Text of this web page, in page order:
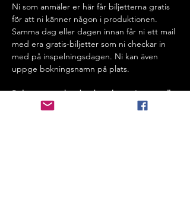
Ni som anmäler er här får biljetterna gratis
för att ni känner någon i produktionen.
Samma dag eller dagen innan får ni ett mail
med era gratis-biljetter som ni checkar in
med på inspelningsdagen. Ni kan även
uppge bokningsnamn på plats.
Bokningen är bindande och vi måste se till
att hela Musikaliska är fylld med det antalet